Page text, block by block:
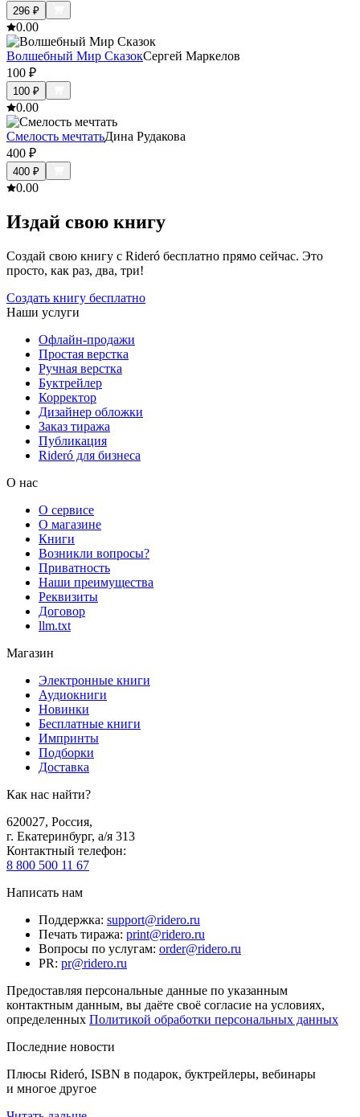
296 ₽
0.00
Волшебный Мир СказокСергей Маркелов
100 ₽
100 ₽
0.00
Смелость мечтатьДина Рудакова
400 ₽
400 ₽
0.00
Издай свою книгу
Создай свою книгу с Rideró бесплатно прямо сейчас. Это
просто, как раз, два, три!
Создать книгу бесплатно
Наши услуги
Офлайн-продажи
Простая верстка
Ручная верстка
Буктрейлер
Корректор
Дизайнер обложки
Заказ тиража
Публикация
Rideró для бизнеса
О нас
О сервисе
О магазине
Книги
Возникли вопросы?
Приватность
Наши преимущества
Реквизиты
Договор
llm.txt
Магазин
Электронные книги
Аудиокниги
Новинки
Бесплатные книги
Импринты
Подборки
Доставка
Как нас найти?
620027, Россия,
г. Екатеринбург, а/я 313
Контактный телефон:
8 800 500 11 67
Написать нам
Поддержка: support@ridero.ru
Печать тиража: print@ridero.ru
Вопросы по услугам: order@ridero.ru
PR: pr@ridero.ru
Предоставляя персональные данные по указанным
контактным данным, вы даёте своё согласие на условиях,
определенных Политикой обработки персональных данных
Последние новости
Плюсы Rideró, ISBN в подарок, буктрейлеры, вебинары
и многое другое